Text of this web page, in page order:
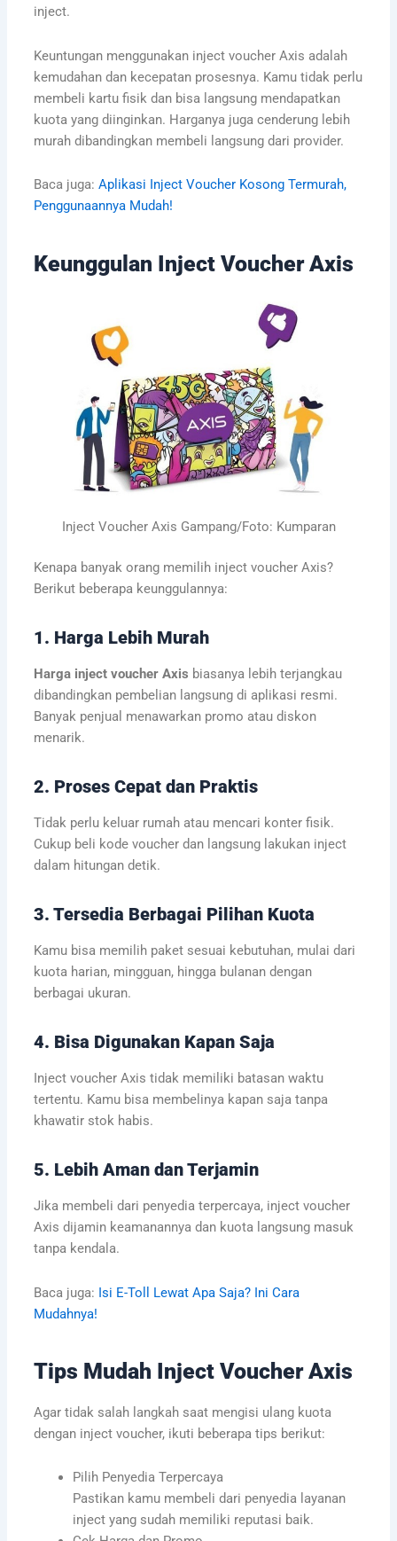
inject.
Keuntungan menggunakan inject voucher Axis adalah
kemudahan dan kecepatan prosesnya. Kamu tidak perlu
membeli kartu fisik dan bisa langsung mendapatkan
kuota yang diinginkan. Harganya juga cenderung lebih
murah dibandingkan membeli langsung dari provider.
Baca juga: Aplikasi Inject Voucher Kosong Termurah,
Penggunaannya Mudah!
Keunggulan Inject Voucher Axis
Inject Voucher Axis Gampang/Foto: Kumparan
Kenapa banyak orang memilih inject voucher Axis?
Berikut beberapa keunggulannya:
1. Harga Lebih Murah
Harga inject voucher Axis biasanya lebih terjangkau
dibandingkan pembelian langsung di aplikasi resmi.
Banyak penjual menawarkan promo atau diskon
menarik.
2. Proses Cepat dan Praktis
Tidak perlu keluar rumah atau mencari konter fisik.
Cukup beli kode voucher dan langsung lakukan inject
dalam hitungan detik.
3. Tersedia Berbagai Pilihan Kuota
Kamu bisa memilih paket sesuai kebutuhan, mulai dari
kuota harian, mingguan, hingga bulanan dengan
berbagai ukuran.
4. Bisa Digunakan Kapan Saja
Inject voucher Axis tidak memiliki batasan waktu
tertentu. Kamu bisa membelinya kapan saja tanpa
khawatir stok habis.
5. Lebih Aman dan Terjamin
Jika membeli dari penyedia terpercaya, inject voucher
Axis dijamin keamanannya dan kuota langsung masuk
tanpa kendala.
Baca juga: Isi E-Toll Lewat Apa Saja? Ini Cara
Mudahnya!
Tips Mudah Inject Voucher Axis
Agar tidak salah langkah saat mengisi ulang kuota
dengan inject voucher, ikuti beberapa tips berikut:
Pilih Penyedia Terpercaya
Pastikan kamu membeli dari penyedia layanan
inject yang sudah memiliki reputasi baik.